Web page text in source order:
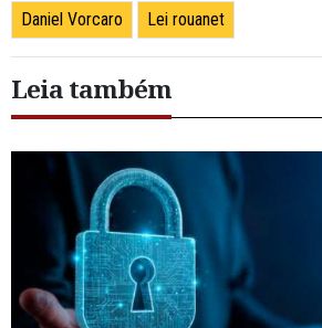
Daniel Vorcaro Lei rouanet
Leia também